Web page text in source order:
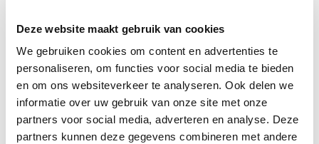
Deze website maakt gebruik van cookies
We gebruiken cookies om content en advertenties te
personaliseren, om functies voor social media te bieden
en om ons websiteverkeer te analyseren. Ook delen we
informatie over uw gebruik van onze site met onze
partners voor social media, adverteren en analyse. Deze
partners kunnen deze gegevens combineren met andere